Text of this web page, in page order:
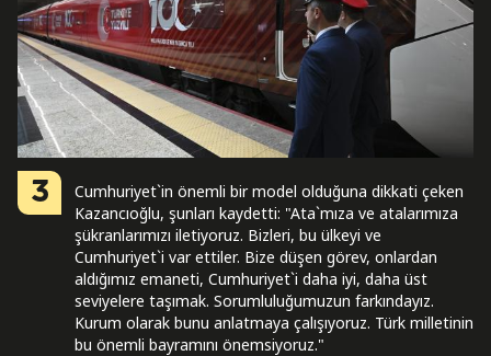
3
Cumhuriyet`in önemli bir model olduğuna dikkati çeken
Kazancıoğlu, şunları kaydetti: "Ata`mıza ve atalarımıza
şükranlarımızı iletiyoruz. Bizleri, bu ülkeyi ve
Cumhuriyet`i var ettiler. Bize düşen görev, onlardan
aldığımız emaneti, Cumhuriyet`i daha iyi, daha üst
seviyelere taşımak. Sorumluluğumuzun farkındayız.
Kurum olarak bunu anlatmaya çalışıyoruz. Türk milletinin
bu önemli bayramını önemsiyoruz."